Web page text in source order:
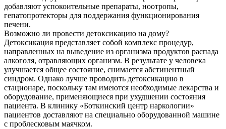
добавляют успокоительные препараты, ноотропы,
гепатопротекторы для поддержания функционирования
печени.
Возможно ли провести детоксикацию на дому?
Детоксикация представляет собой комплекс процедур,
направленных на выведение из организма продуктов распада
алкоголя, отравляющих организм. В результате у человека
улучшается общее состояние, снимается абстинентный
синдром. Однако лучше проводить детоксикацию в
стационаре, поскольку там имеются необходимые лекарства и
оборудование, применяющиеся при ухудшении состояния
пациента. В клинику «Боткинский центр наркологии»
пациентов доставляют на специально оборудованной машине
с проблесковым маячком.